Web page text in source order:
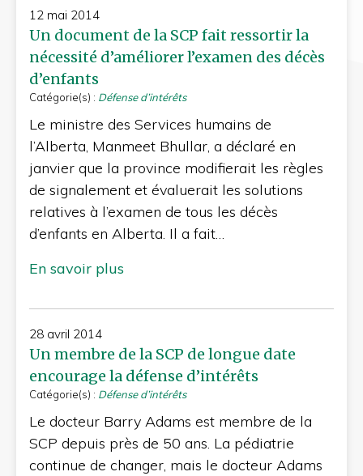
12 mai 2014
Un document de la SCP fait ressortir la
nécessité d’améliorer l’examen des décès
d’enfants
Catégorie(s) : Défense d’intérêts
Le ministre des Services humains de
l’Alberta, Manmeet Bhullar, a déclaré en
janvier que la province modifierait les règles
de signalement et évaluerait les solutions
relatives à l’examen de tous les décès
d’enfants en Alberta. Il a fait…
En savoir plus
28 avril 2014
Un membre de la SCP de longue date
encourage la défense d’intérêts
Catégorie(s) : Défense d’intérêts
Le docteur Barry Adams est membre de la
SCP depuis près de 50 ans. La pédiatrie
continue de changer, mais le docteur Adams